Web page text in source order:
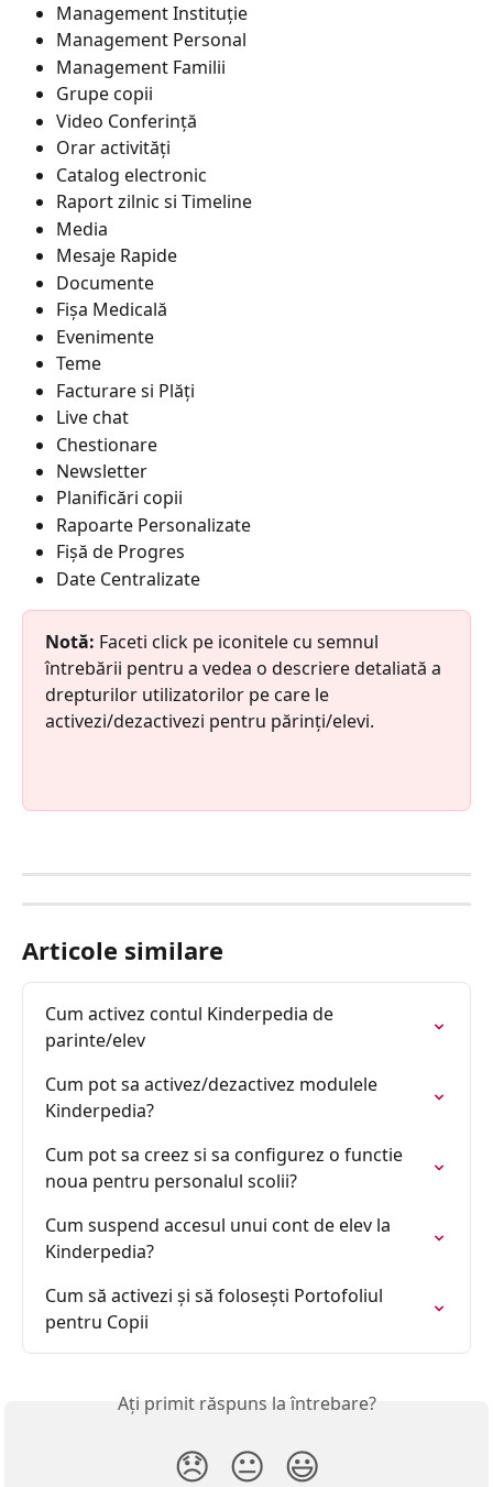
Management Instituție
Management Personal
Management Familii
Grupe copii
Video Conferință
Orar activități
Catalog electronic
Raport zilnic si Timeline
Media
Mesaje Rapide
Documente
Fișa Medicală
Evenimente
Teme
Facturare si Plăți
Live chat
Chestionare
Newsletter
Planificări copii
Rapoarte Personalizate
Fișă de Progres
Date Centralizate
Notă: Faceti click pe iconitele cu semnul
întrebării pentru a vedea o descriere detaliată a
drepturilor utilizatorilor pe care le
activezi/dezactivezi pentru părinți/elevi.
Articole similare
Cum activez contul Kinderpedia de
parinte/elev
Cum pot sa activez/dezactivez modulele
Kinderpedia?
Cum pot sa creez si sa configurez o functie
noua pentru personalul scolii?
Cum suspend accesul unui cont de elev la
Kinderpedia?
Cum să activezi și să folosești Portofoliul
pentru Copii
Ați primit răspuns la întrebare?
😞 😐 😃